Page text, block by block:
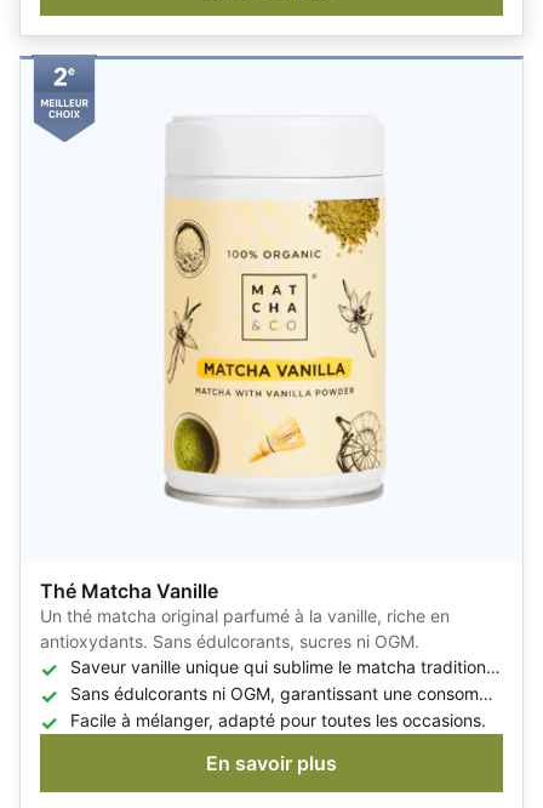
Thé Matcha Vanille
Un thé matcha original parfumé à la vanille, riche en
antioxydants. Sans édulcorants, sucres ni OGM.
Saveur vanille unique qui sublime le matcha traditionnel.
Sans édulcorants ni OGM, garantissant une consommation saine.
Facile à mélanger, adapté pour toutes les occasions.
En savoir plus